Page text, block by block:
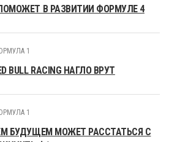
В РАЗВИТИИ ФОРМУЛЕ 4
1
BULL RACING НАГЛО ВРУТ
1
БУДУЩЕМ МОЖЕТ РАССТАТЬСЯ С